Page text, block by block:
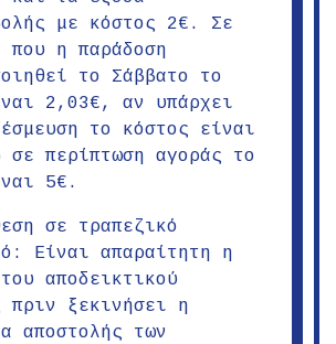
με κόστος 2€. Σε
που η παράδοση
το Σάββατο το
2,03€, αν υπάρχει
το κόστος είναι
σε περίπτωση αγοράς το
5€.
σε τραπεζικό
Είναι απαραίτητη η
αποδεικτικού
πριν ξεκινήσει η
αποστολής των